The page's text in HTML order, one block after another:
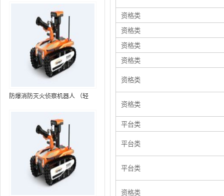
防爆消防灭火侦察机器人 （轻
MC80BD（第6代）
资格类
资格类
资格类
资格类
资格类
资格类
平台类
平台类
平台类
资格类